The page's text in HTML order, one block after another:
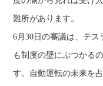
難所があります。
6月30日の審議は、テス
も制度の壁にぶつかる
す。自動運転の未来を